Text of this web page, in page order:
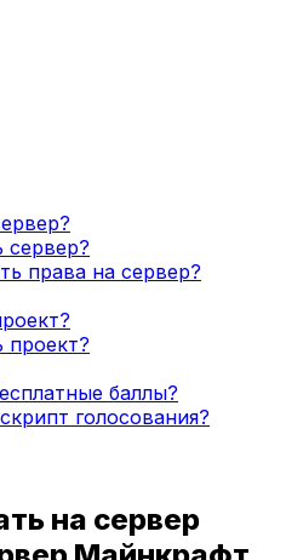
сервер?
права на сервер?
проект?
баллы?
голосования?
на сервер